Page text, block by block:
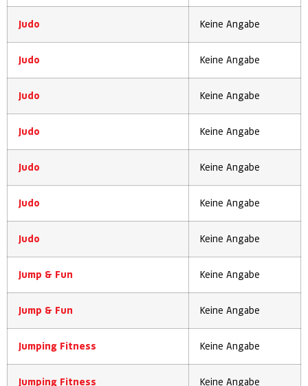
Judo Keine Angabe
Judo Keine Angabe
Judo Keine Angabe
Judo Keine Angabe
Judo Keine Angabe
Judo Keine Angabe
Judo Keine Angabe
Jump & Fun Keine Angabe
Jump & Fun Keine Angabe
Jumping Fitness Keine Angabe
Jumping Fitness Keine Angabe